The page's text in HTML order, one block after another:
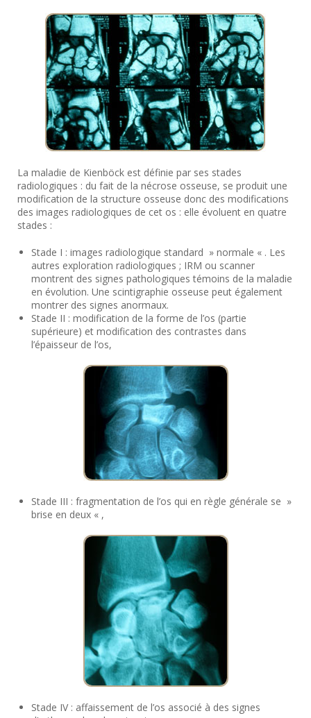
La maladie de Kienböck est définie par ses stades
radiologiques : du fait de la nécrose osseuse, se produit une
modification de la structure osseuse donc des modifications
des images radiologiques de cet os : elle évoluent en quatre
stades :
Stade I : images radiologique standard » normale « . Les
autres exploration radiologiques ; IRM ou scanner
montrent des signes pathologiques témoins de la maladie
en évolution. Une scintigraphie osseuse peut également
montrer des signes anormaux.
Stade II : modification de la forme de l’os (partie
supérieure) et modification des contrastes dans
l’épaisseur de l’os,
Stade III : fragmentation de l’os qui en règle générale se »
brise en deux « ,
Stade IV : affaissement de l’os associé à des signes